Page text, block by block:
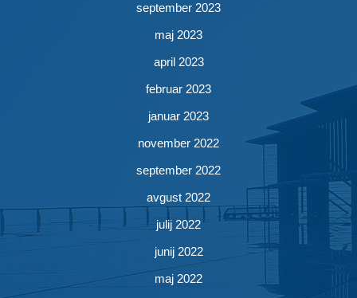
september 2023
maj 2023
april 2023
februar 2023
januar 2023
november 2022
september 2022
avgust 2022
julij 2022
junij 2022
maj 2022